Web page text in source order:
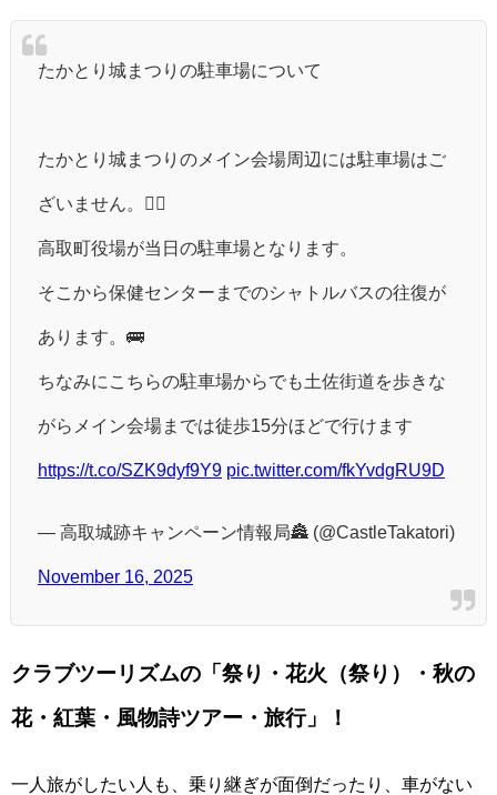
たかとり城まつりの駐車場について
たかとり城まつりのメイン会場周辺には駐車場はご
ざいません。🙅‍♂️
高取町役場が当日の駐車場となります。
そこから保健センターまでのシャトルバスの往復が
あります。🚌
ちなみにこちらの駐車場からでも土佐街道を歩きな
がらメイン会場までは徒歩15分ほどで行けます
https://t.co/SZK9dyf9Y9 pic.twitter.com/fkYvdgRU9D
— 高取城跡キャンペーン情報局🏯 (@CastleTakatori)
November 16, 2025
クラブツーリズムの「祭り・花火（祭り）・秋の
花・紅葉・風物詩ツアー・旅行」！
一人旅がしたい人も、乗り継ぎが面倒だったり、車がない